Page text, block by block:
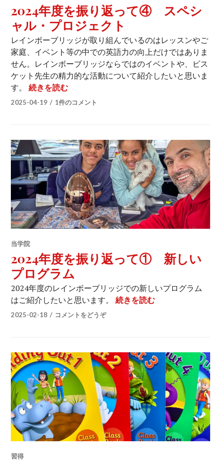
2024年度を振り返って④ スペシ
ャル・プロジェクト
レインボーブリッジが取り組んでいるのはレッスンやご
家庭、イベント等の中での英語力の向上だけではありま
せん。レインボーブリッジならではのイベントや、ビス
ケット先生の精力的な活動について紹介したいと思いま
す。続きを読む2024年度を振り返って④ スペシャル・プ
2025-04-19 1件のコメント
当学院
2024年度を振り返って① 新しい
プログラム
2024年度のレインボーブリッジでの新しいプログラム
はご紹介したいと思います。続きを読む2024年度を振り
2025-02-18 コメントをどうぞ
習得